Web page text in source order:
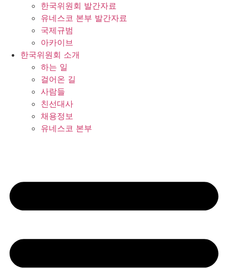
한국위원회 발간자료
유네스코 본부 발간자료
국제규범
아카이브
한국위원회 소개
하는 일
걸어온 길
사람들
친선대사
채용정보
유네스코 본부